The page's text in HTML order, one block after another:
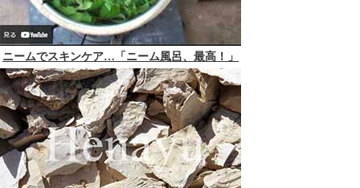
ニームでスキンケア…「ニーム風呂、最高！」